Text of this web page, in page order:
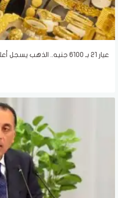
عيار 21 بـ 6100 جنيه.. الذهب يسجل أعلى مستوى في 7 أسابيع